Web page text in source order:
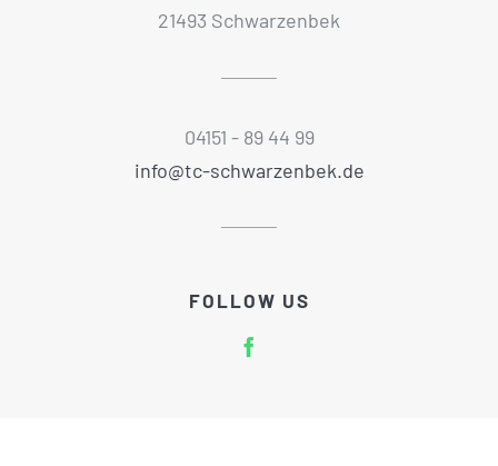
21493 Schwarzenbek
04151 - 89 44 99
info@tc-schwarzenbek.de
FOLLOW US